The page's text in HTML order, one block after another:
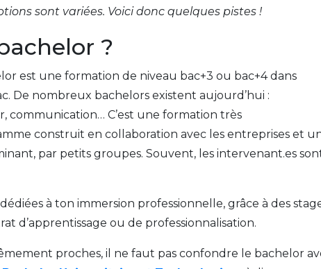
sont variées. Voici donc quelques pistes !
?
est une formation de niveau bac+3 ou bac+4 dans
De nombreux bachelors existent aujourd’hui :
communication… C’est une formation très
construit en collaboration avec les entreprises et
par petits groupes. Souvent, les intervenant.es
à ton immersion professionnelle, grâce à des
d’apprentissage ou de professionnalisation.
proches, il ne faut pas confondre le bachelor